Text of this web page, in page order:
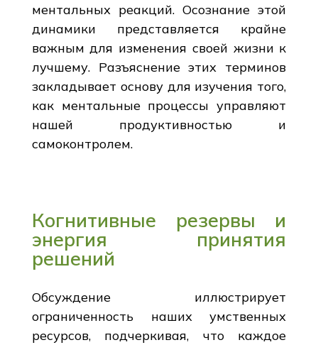
ментальных реакций. Осознание этой
динамики представляется крайне
важным для изменения своей жизни к
лучшему. Разъяснение этих терминов
закладывает основу для изучения того,
как ментальные процессы управляют
нашей продуктивностью и
самоконтролем.
Когнитивные резервы и
энергия принятия
решений
Обсуждение иллюстрирует
ограниченность наших умственных
ресурсов, подчеркивая, что каждое